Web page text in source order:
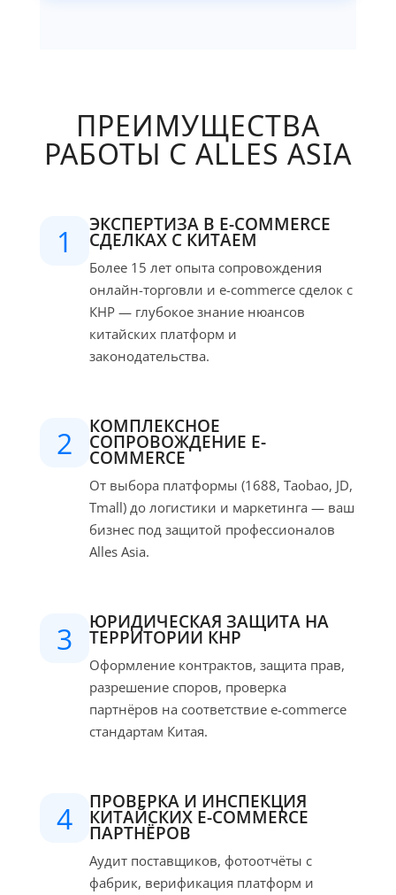
ПРЕИМУЩЕСТВА
РАБОТЫ С ALLES ASIA
1 ЭКСПЕРТИЗА В E-COMMERCE
СДЕЛКАХ С КИТАЕМ
Более 15 лет опыта сопровождения
онлайн-торговли и e-commerce сделок с
КНР — глубокое знание нюансов
китайских платформ и
законодательства.
2 КОМПЛЕКСНОЕ
СОПРОВОЖДЕНИЕ E-
COMMERCE
От выбора платформы (1688, Taobao, JD,
Tmall) до логистики и маркетинга — ваш
бизнес под защитой профессионалов
Alles Asia.
3 ЮРИДИЧЕСКАЯ ЗАЩИТА НА
ТЕРРИТОРИИ КНР
Оформление контрактов, защита прав,
разрешение споров, проверка
партнёров на соответствие e-commerce
стандартам Китая.
4 ПРОВЕРКА И ИНСПЕКЦИЯ
КИТАЙСКИХ E-COMMERCE
ПАРТНЁРОВ
Аудит поставщиков, фотоотчёты с
фабрик, верификация платформ и